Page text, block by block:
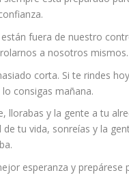
fuera de nuestro
a nosotros mismos.
corta. Si te rindes
consigas mañana.
llorabas y la gente a tu
de tu vida, sonreías y la
esperanza y prepárese